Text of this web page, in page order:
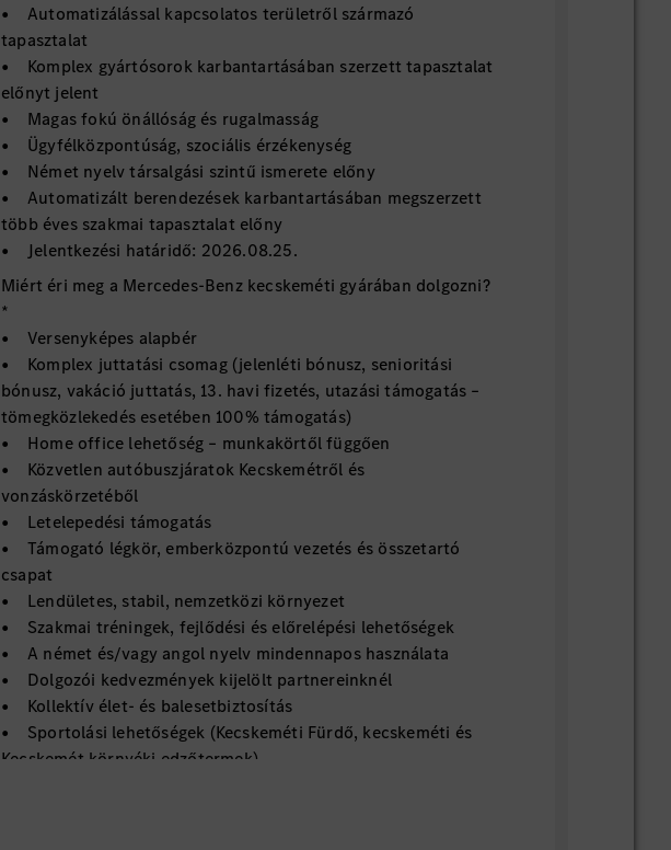
• Automatizálással kapcsolatos területről származó
tapasztalat
• Komplex gyártósorok karbantartásában szerzett tapasztalat
előnyt jelent
• Magas fokú önállóság és rugalmasság
• Ügyfélközpontúság, szociális érzékenység
• Német nyelv társalgási szintű ismerete előny
• Automatizált berendezések karbantartásában megszerzett
több éves szakmai tapasztalat előny
• Jelentkezési határidő: 2026.08.25.
Miért éri meg a Mercedes-Benz kecskeméti gyárában dolgozni?
*
• Versenyképes alapbér
• Komplex juttatási csomag (jelenléti bónusz, senioritási
bónusz, vakáció juttatás, 13. havi fizetés, utazási támogatás –
tömegközlekedés esetében 100% támogatás)
• Home office lehetőség – munkakörtől függően
• Közvetlen autóbuszjáratok Kecskemétről és
vonzáskörzetéből
• Letelepedési támogatás
• Támogató légkör, emberközpontú vezetés és összetartó
csapat
• Lendületes, stabil, nemzetközi környezet
• Szakmai tréningek, fejlődési és előrelépési lehetőségek
• A német és/vagy angol nyelv mindennapos használata
• Dolgozói kedvezmények kijelölt partnereinknél
• Kollektív élet- és balesetbiztosítás
• Sportolási lehetőségek (Kecskeméti Fürdő, kecskeméti és
Kecskemét környéki edzőtermek)